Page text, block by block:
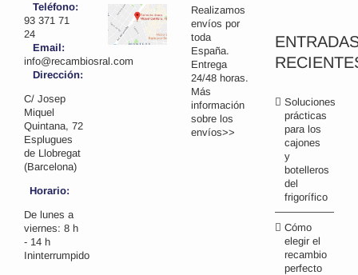
Teléfono:
93 371 71
24
Email:
info@recambiosral.com
Dirección:
C/ Josep
Miquel
Quintana, 72
Esplugues
de Llobregat
(Barcelona)
Horario:
De lunes a
viernes: 8 h
- 14 h
Ininterrumpido
Realizamos
envíos por
toda
España.
Entrega
24/48 horas.
Más
información
sobre los
envíos>>
Soluciones
prácticas
para los
cajones
y
botelleros
del
frigorífico
Cómo
elegir el
recambio
perfecto